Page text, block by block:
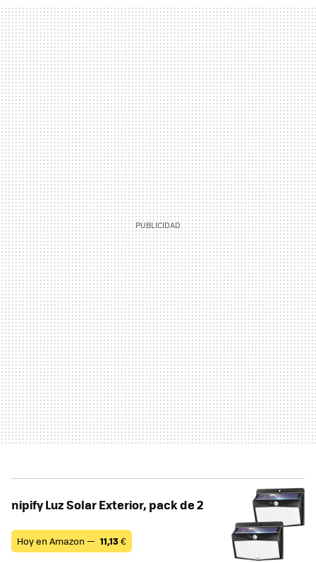
nipify Luz Solar Exterior, pack de 2
Hoy en Amazon — 11,13€